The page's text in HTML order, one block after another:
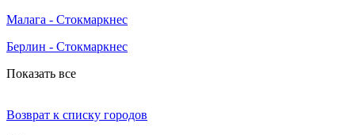
Малага - Стокмаркнес
Берлин - Стокмаркнес
Показать все
Возврат к списку городов